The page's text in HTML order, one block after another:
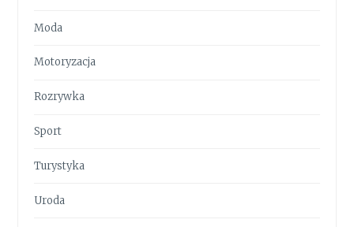
Moda
Motoryzacja
Rozrywka
Sport
Turystyka
Uroda